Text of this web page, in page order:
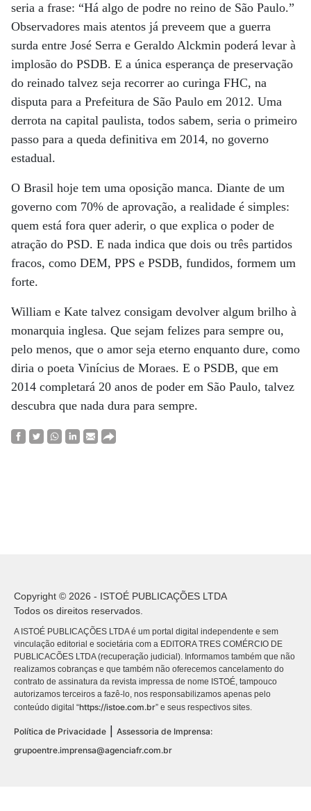
seria a frase: “Há algo de podre no reino de São Paulo.”
Observadores mais atentos já preveem que a guerra
surda entre José Serra e Geraldo Alckmin poderá levar à
implosão do PSDB. E a única esperança de preservação
do reinado talvez seja recorrer ao curinga FHC, na
disputa para a Prefeitura de São Paulo em 2012. Uma
derrota na capital paulista, todos sabem, seria o primeiro
passo para a queda definitiva em 2014, no governo
estadual.
O Brasil hoje tem uma oposição manca. Diante de um
governo com 70% de aprovação, a realidade é simples:
quem está fora quer aderir, o que explica o poder de
atração do PSD. E nada indica que dois ou três partidos
fracos, como DEM, PPS e PSDB, fundidos, formem um
forte.
William e Kate talvez consigam devolver algum brilho à
monarquia inglesa. Que sejam felizes para sempre ou,
pelo menos, que o amor seja eterno enquanto dure, como
diria o poeta Vinícius de Moraes. E o PSDB, que em
2014 completará 20 anos de poder em São Paulo, talvez
descubra que nada dura para sempre.
Copyright © 2026 - ISTOÉ PUBLICAÇÕES LTDA
Todos os direitos reservados.
A ISTOÉ PUBLICAÇÕES LTDA é um portal digital independente e sem
vinculação editorial e societária com a EDITORA TRES COMÉRCIO DE
PUBLICACÕES LTDA (recuperação judicial). Informamos também que não
realizamos cobranças e que também não oferecemos cancelamento do
contrato de assinatura da revista impressa de nome ISTOÉ, tampouco
autorizamos terceiros a fazê-lo, nos responsabilizamos apenas pelo
conteúdo digital “https://istoe.com.br” e seus respectivos sites.
Política de Privacidade
Assessoria de Imprensa:
grupoentre.imprensa@agenciafr.com.br